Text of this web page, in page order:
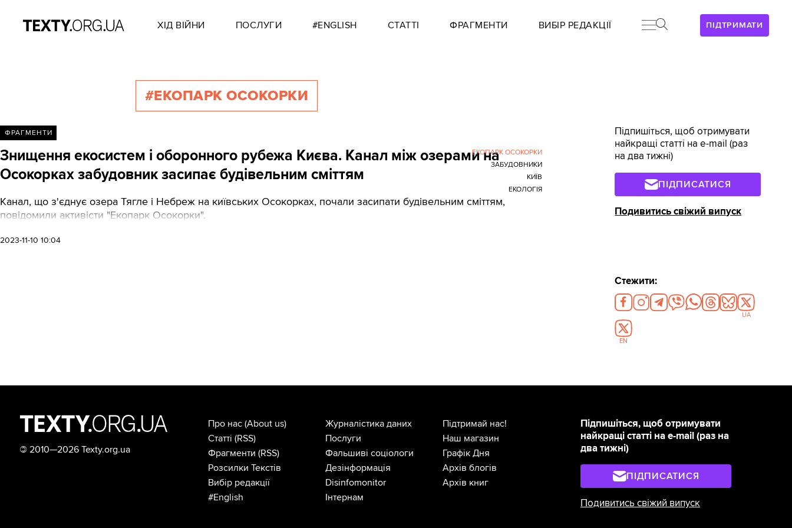
ПІДТРИМАТИ
ХІД ВІЙНИ ПОСЛУГИ #ENGLISH СТАТТІ ФРАГМЕНТИ ВИБІР РЕДАКЦІЇ
#ЕКОПАРК ОСОКОРКИ
ФРАГМЕНТИ
Знищення екосистем і оборонного рубежа Києва. Канал між озерами на
Осокорках забудовник засипає будівельним сміттям
Канал, що з'єднує озера Тягле і Небреж на київських Осокорках, почали засипати будівельним сміттям,
повідомили активісти "Екопарк Осокорки".
2023-11-10 10:04
ЕКОПАРК ОСОКОРКИ
ЗАБУДОВНИКИ
КИЇВ
ЕКОЛОГІЯ
Підпишіться, щоб отримувати
найкращі статті на e-mail (раз
на два тижні)
ПІДПИСАТИСЯ
Подивитись свіжий випуск
Стежити:
UA
EN
© 2010—2026 Texty.org.ua
Підпишіться, щоб отримувати
найкращі статті на e-mail (раз на
два тижні)
ПІДПИСАТИСЯ
Подивитись свіжий випуск
Про нас (About us)
Статті (RSS)
Фрагменти (RSS)
Розсилки Текстів
Вибір редакції
#English
Журналістика даних
Послуги
Фальшиві соціологи
Дезінформація
Disinfomonitor
Інтернам
Підтримай нас!
Наш магазин
Графік Дня
Архів блогів
Архів книг